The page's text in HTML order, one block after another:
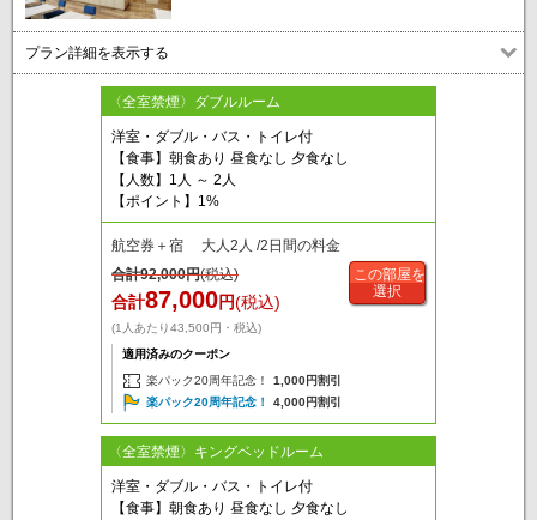
プラン詳細を表示する
〈全室禁煙〉ダブルルーム
洋室・ダブル・バス・トイレ付
【食事】朝食あり 昼食なし 夕食なし
【人数】1人 ～ 2人
【ポイント】1%
航空券＋宿 大人2人 /2日間の料金
合計92,000円(税込)
合計87,000円(税込)
(1人あたり43,500円・税込)
適用済みのクーポン
楽パック20周年記念！
1,000円割引
楽パック20周年記念！
4,000円割引
この部屋を
選択
〈全室禁煙〉キングベッドルーム
洋室・ダブル・バス・トイレ付
【食事】朝食あり 昼食なし 夕食なし